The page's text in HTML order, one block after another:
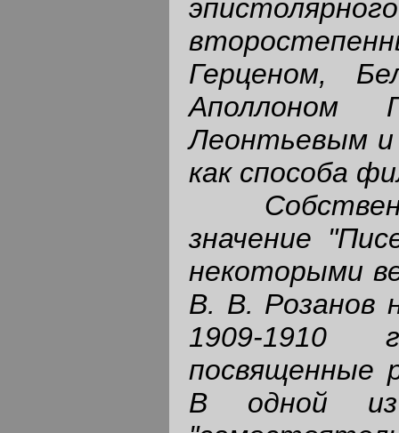
Герценом,
Аполлоном
Леонтьевым и
как способа
значение
некоторыми
В. В. Розанов
1909-1910
посвященные
В одной